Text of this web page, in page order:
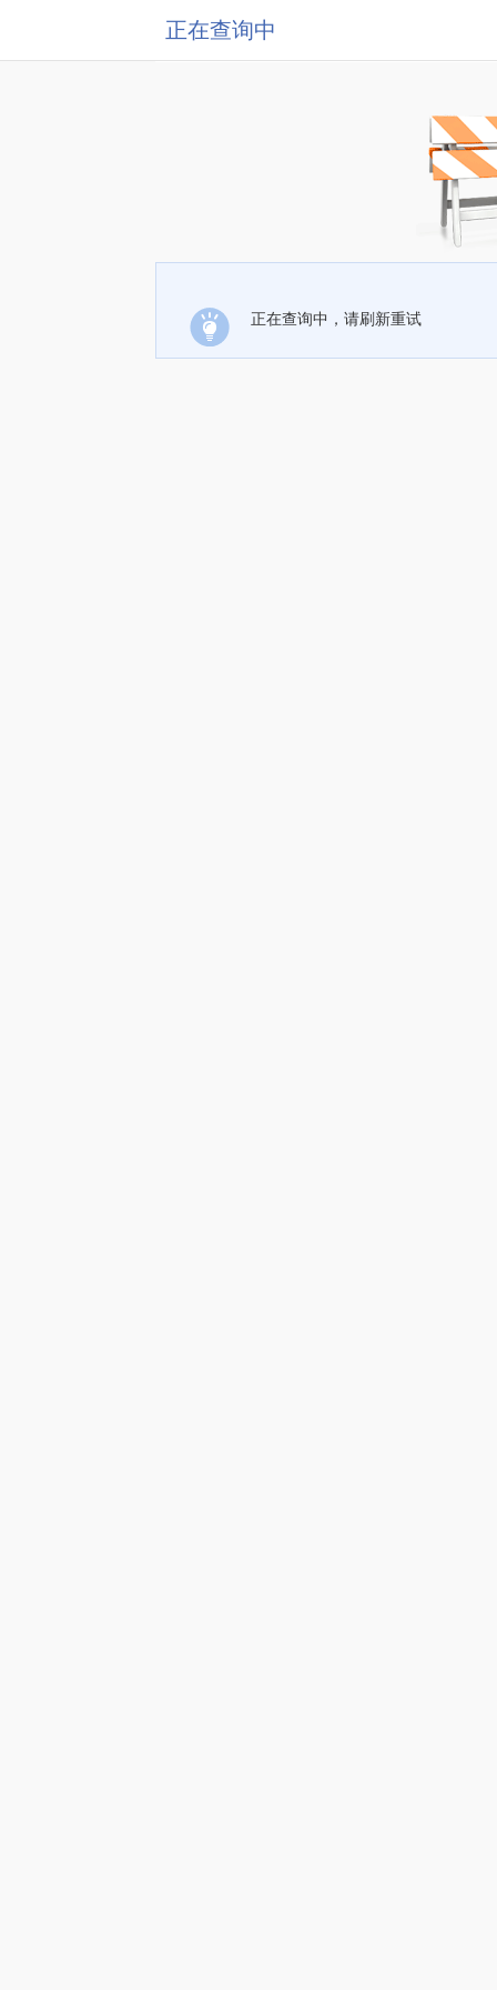
正在查询中
正在查询中，请刷新重试